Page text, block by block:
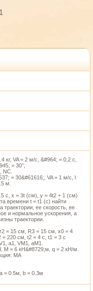
кг, VA = 2 м/с, &#964; = 0,2 с,
= 30°,
NC.
= 30&#61616;, VA = 1 м/с, l
м.
c, x = 3t (см), у = 4t2 + 1 (см)
времени t = t1 (c) найти
траектории, ее скорость, ее
и нормальное ускорения, а
траектории.
= 15 см, R3 = 15 см, x0 = 4
220 см, t2 = 4 c, t1 = 3 с
a1, VM1, aM1.
M = 6 кН&#8729;м, q = 2 кН/м.
МА
= 0.5м, b = 0.3м